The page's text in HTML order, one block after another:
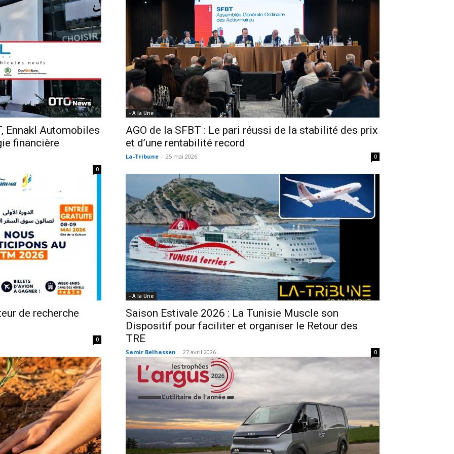
Ennakl Automobiles
financière
0
- A la Une
AGO de la SFBT : Le pari réussi de la stabilité des prix
et d’une rentabilité record
La-Tribune - 25 mai 2026 0
de recherche
0
- A la Une
Saison Estivale 2026 : La Tunisie Muscle son
Dispositif pour faciliter et organiser le Retour des
TRE
Samir Belhassen - 27 avril 2026 0